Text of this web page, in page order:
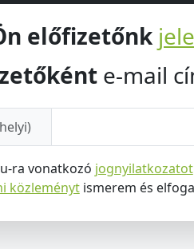
előfizetőnk
e-mail
ra vonatkozó jognyilatkozatot
közleménytismerem és